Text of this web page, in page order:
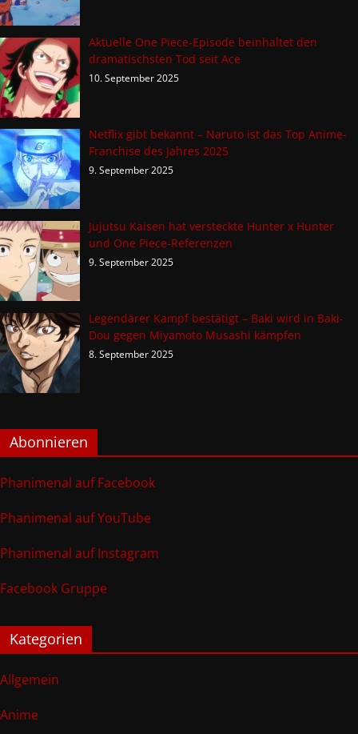
Aktuelle One Piece-Episode beinhaltet den
dramatischsten Tod seit Ace
10. September 2025
Netflix gibt bekannt – Naruto ist das Top Anime-
Franchise des Jahres 2025
9. September 2025
Jujutsu Kaisen hat versteckte Hunter x Hunter
und One Piece-Referenzen
9. September 2025
Legendärer Kampf bestätigt – Baki wird in Baki-
Dou gegen Miyamoto Musashi kämpfen
8. September 2025
Abonnieren
Phanimenal auf Facebook
Phanimenal auf YouTube
Phanimenal auf Instagram
Facebook Gruppe
Kategorien
Allgemein
Anime